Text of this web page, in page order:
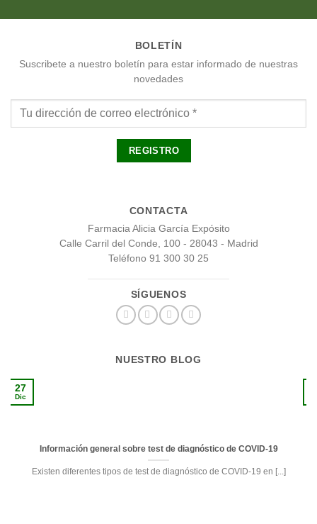
BOLETÍN
Suscribete a nuestro boletín para estar informado de nuestras
novedades
CONTACTA
Farmacia Alicia García Expósito
Calle Carril del Conde, 100 - 28043 - Madrid
Teléfono 91 300 30 25
SÍGUENOS
NUESTRO BLOG
Información general sobre test de diagnóstico de COVID-19
Existen diferentes tipos de test de diagnóstico de COVID-19 en [...]
27
Dic